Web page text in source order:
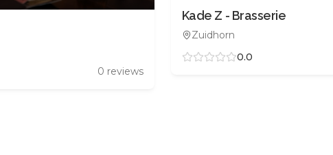
0 reviews
Kade Z - Brasserie
Zuidhorn
0.0